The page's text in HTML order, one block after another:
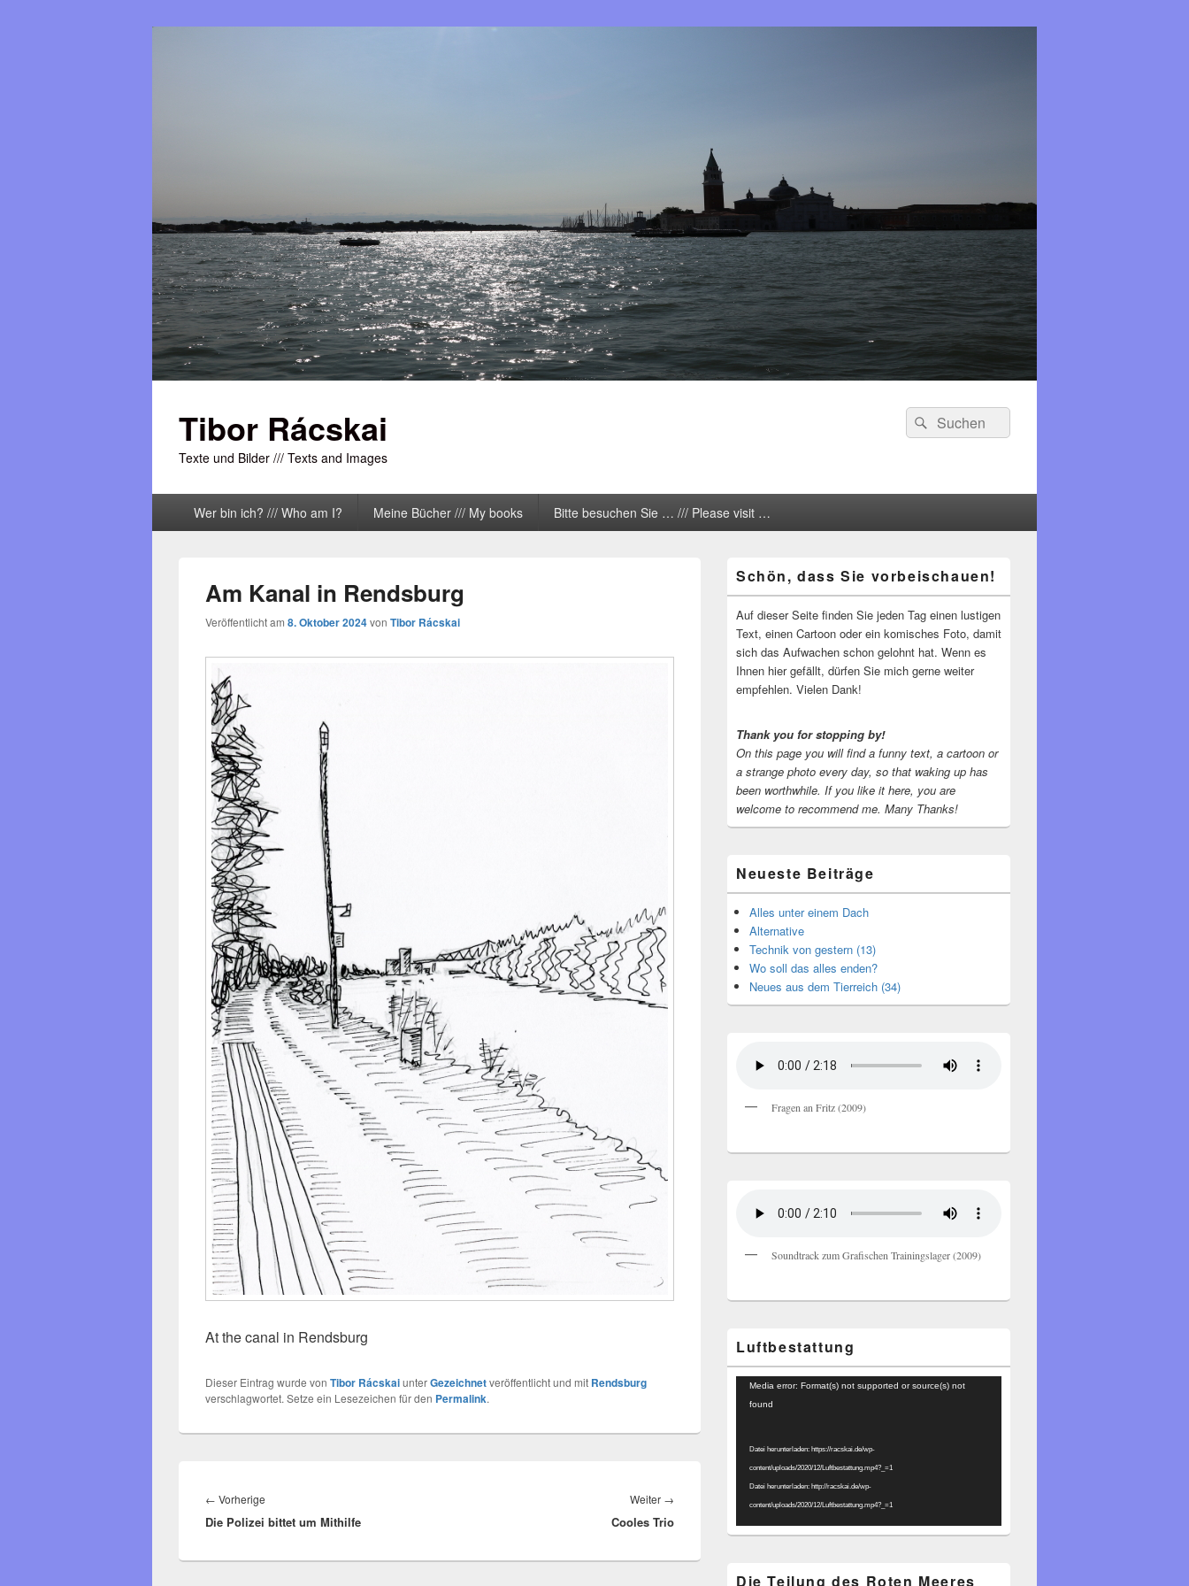
Tibor Rácskai
Texte und Bilder /// Texts and Images
Suchen
nach:
Suchen
Wer bin ich? /// Who am I? Meine Bücher /// My books Bitte besuchen Sie … /// Please visit …
Am Kanal in Rendsburg
Veröffentlicht am 8. Oktober 2024von Tibor Rácskai
At the canal in Rendsburg
Dieser Eintrag wurde von Tibor RácskaiunterGezeichnetveröffentlicht und mit Rendsburg
verschlagwortet. Setze ein Lesezeichen für den Permalink.
← Vorherige
Beitrag:
Die Polizei bittet um Mithilfe
Weiter →
Beitrag:
Cooles Trio
Seitenleisten-
Widgetbereich
Schön, dass Sie vorbeischauen!
Auf dieser Seite finden Sie jeden Tag einen lustigen
Text, einen Cartoon oder ein komisches Foto, damit
sich das Aufwachen schon gelohnt hat. Wenn es
Ihnen hier gefällt, dürfen Sie mich gerne weiter
empfehlen. Vielen Dank!
Thank you for stopping by!
On this page you will find a funny text, a cartoon or
a strange photo every day, so that waking up has
been worthwhile. If you like it here, you are
welcome to recommend me. Many Thanks!
Neueste Beiträge
Alles unter einem Dach
Alternative
Technik von gestern (13)
Wo soll das alles enden?
Neues aus dem Tierreich (34)
Fragen an Fritz (2009)
Soundtrack zum Grafischen Trainingslager (2009)
Luftbestattung
Video-
Player
Media error: Format(s) not supported or source(s) not
found
Datei herunterladen: https://racskai.de/wp-
content/uploads/2020/12/Luftbestattung.mp4?_=1
Datei herunterladen: http://racskai.de/wp-
content/uploads/2020/12/Luftbestattung.mp4?_=1
Die Teilung des Roten Meeres